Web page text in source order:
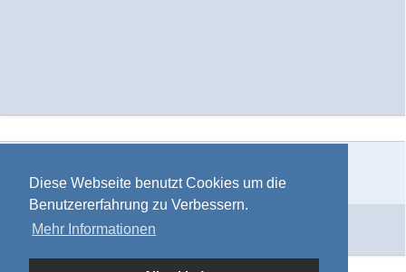
Diese Webseite benutzt Cookies um die
Benutzererfahrung zu Verbessern.
Mehr Informationen